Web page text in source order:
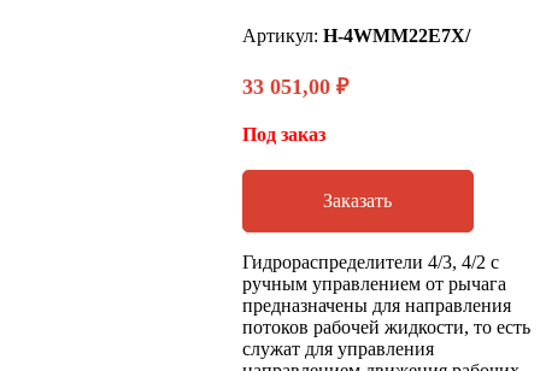
Артикул: H-4WMM22E7X/
33 051,00 ₽
Под заказ
Заказать
Гидрораспределители 4/3, 4/2 с
ручным управлением от рычага
предназначены для направления
потоков рабочей жидкости, то есть
служат для управления